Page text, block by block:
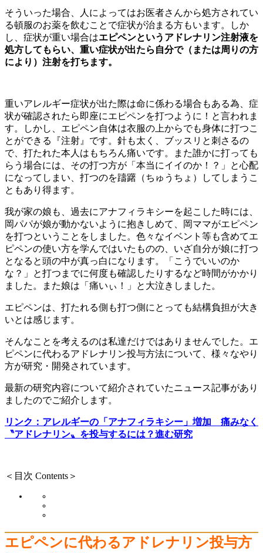
そういった場合、人によってはお医者さんから処方されてい
る頓服のお薬を飲むことで症状が治まる方もいます。しか
し、症状が重い場合はエピペンというアドレナリン注射液を
処方してもらい、重い症状が出たら自分で（または周りの方
により）注射を打ちます。
重いアレルギー症状が出た際は命に係わる場合もある為、症
状が確認されたら即座にエピペンを打つように！と言われま
す。しかし、エピペン自体は衣服の上からでも身体に打つこ
とができる『注射』です。針も太く、ブッスリと刺さるの
で、打たれた本人はもちろん痛いです。また誰かに打っても
らう場合には、その打つ方が「本当にイイのか！？」と心配
になってしまい、打つのを躊躇（ちゅうちょ）してしまうこ
ともあり得ます。
我が家の娘も、過去にアナフィラキシーを起こした時には、
岡パパが娘が動かないように抱きしめて、岡ママがエピペン
を打つということをしました。色々なイベント等も含めてエ
ピペンの使い方を学んではいたものの、いざ自分が娘に打つ
となると頭の中が真っ白になります。「こうでいいのか
な？」と打つまでに何度も確認したりするなど時間がかかり
ました。また娘は「痛いぃ！」と大泣きしました。
エピペンは、打たれる側も打つ側にとっても結構負担が大き
いとは感じます。
そんなことを考えるのは私達だけではありませんでした。エ
ピペンに代わるアドレナリン投与方法について、様々なやり
方が研究・開発されています。
最新の研究内容について紹介されていたニュース記事があり
ましたのでご紹介します。
リンク：アレルギーの「アナフィラキシー」増加 痛みなく
〝アドレナリン〟を投与するには？進む研究
＜目次 Contents＞
エピペンに代わるアドレナリン投与方